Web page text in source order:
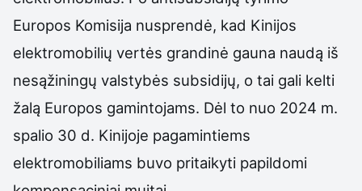
Europos Komisija nusprendė, kad Kinijos
elektromobilių vertės grandinė gauna naudą iš
nesąžiningų valstybės subsidijų, o tai gali kelti
žalą Europos gamintojams. Dėl to nuo 2024 m.
spalio 30 d. Kinijoje pagamintiems
elektromobiliams buvo pritaikyti papildomi